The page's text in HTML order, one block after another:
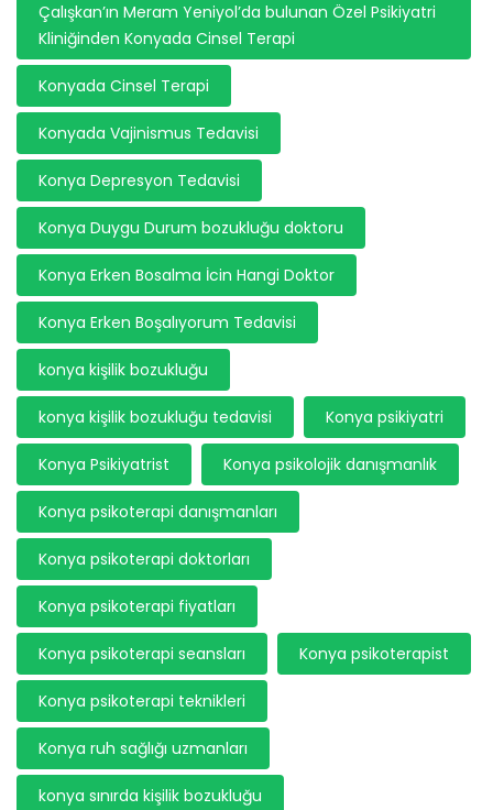
Çalışkan’ın Meram Yeniyol’da bulunan Özel Psikiyatri
Kliniğinden Konyada Cinsel Terapi
Konyada Cinsel Terapi
Konyada Vajinismus Tedavisi
Konya Depresyon Tedavisi
Konya Duygu Durum bozukluğu doktoru
Konya Erken Bosalma İcin Hangi Doktor
Konya Erken Boşalıyorum Tedavisi
konya kişilik bozukluğu
konya kişilik bozukluğu tedavisi Konya psikiyatri
Konya Psikiyatrist Konya psikolojik danışmanlık
Konya psikoterapi danışmanları
Konya psikoterapi doktorları
Konya psikoterapi fiyatları
Konya psikoterapi seansları Konya psikoterapist
Konya psikoterapi teknikleri
Konya ruh sağlığı uzmanları
konya sınırda kişilik bozukluğu